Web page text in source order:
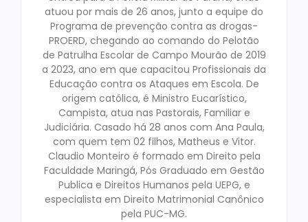
atuou por mais de 26 anos, junto a equipe do
Programa de prevenção contra as drogas-
PROERD, chegando ao comando do Pelotão
de Patrulha Escolar de Campo Mourão de 2019
a 2023, ano em que capacitou Profissionais da
Educação contra os Ataques em Escola. De
origem católica, é Ministro Eucarístico,
Campista, atua nas Pastorais, Familiar e
Judiciária. Casado há 28 anos com Ana Paula,
com quem tem 02 filhos, Matheus e Vitor.
Claudio Monteiro é formado em Direito pela
Faculdade Maringá, Pós Graduado em Gestão
Publica e Direitos Humanos pela UEPG, e
especialista em Direito Matrimonial Canônico
pela PUC-MG.